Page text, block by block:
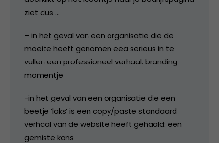
ziet dus …
– in het geval van een organisatie die de
moeite heeft genomen eea serieus in te
vullen een professioneel verhaal: branding
momentje
-in het geval van een organisatie die een
beetje ‘laks’ is een copy/paste standaard
verhaal van de website heeft gehaald: een
gemiste kans